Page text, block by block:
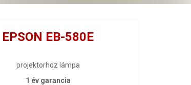
EPSON EB-580E
projektorhoz lámpa
1 év garancia